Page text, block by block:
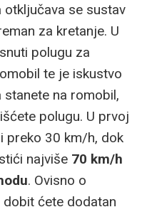
otključava se sustav
za kretanje. U
polugu za
te je iskustvo
na romobil,
polugu. U prvoj
preko 30 km/h, dok
najviše 70 km/h
. Ovisno o
dobit ćete dodatan